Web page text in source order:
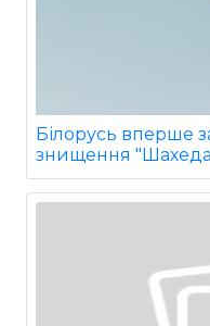
Білорусь вперше
знищення